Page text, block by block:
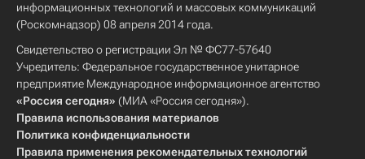
информационных технологий и массовых коммуникаций
(Роскомнадзор) 08 апреля 2014 года.
Свидетельство о регистрации Эл № ФС77-57640
Учредитель: Федеральное государственное унитарное
предприятие Международное информационное агентство
«Россия сегодня» (МИА «Россия сегодня»).
Правила использования материалов
Политика конфиденциальности
Правила применения рекомендательных технологий